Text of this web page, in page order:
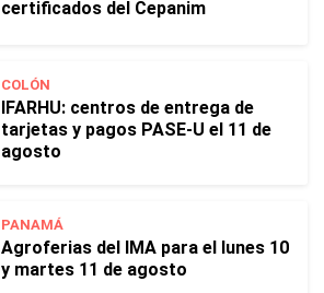
certificados del Cepanim
COLÓN
IFARHU: centros de entrega de
tarjetas y pagos PASE-U el 11 de
agosto
PANAMÁ
Agroferias del IMA para el lunes 10
y martes 11 de agosto